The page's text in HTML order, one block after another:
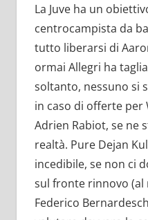
La Juve ha un
centrocampista da
tutto liberarsi di
ormai Allegri ha
soltanto, nessuno si
in caso di offerte per
Adrien Rabiot, se ne
realtà. Pure Dejan
incedibile, se non ci
sul fronte rinnovo (al
Federico